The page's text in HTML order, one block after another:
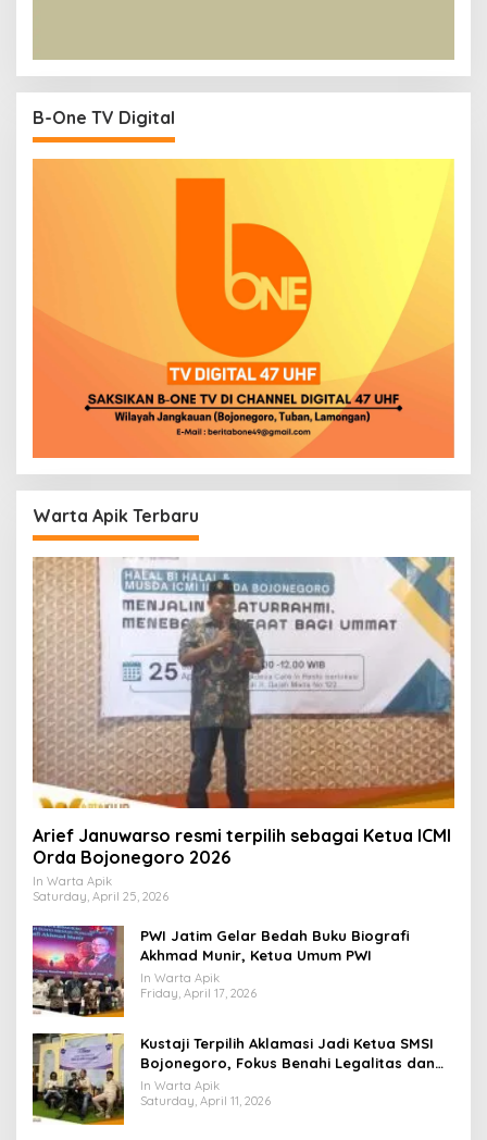
B-One TV Digital
Warta Apik Terbaru
Arief Januwarso resmi terpilih sebagai Ketua ICMI
Orda Bojonegoro 2026
In Warta Apik
Saturday, April 25, 2026
PWI Jatim Gelar Bedah Buku Biografi
Akhmad Munir, Ketua Umum PWI
In Warta Apik
Friday, April 17, 2026
​Kustaji Terpilih Aklamasi Jadi Ketua SMSI
Bojonegoro, Fokus Benahi Legalitas dan
UKW Anggota
In Warta Apik
Saturday, April 11, 2026